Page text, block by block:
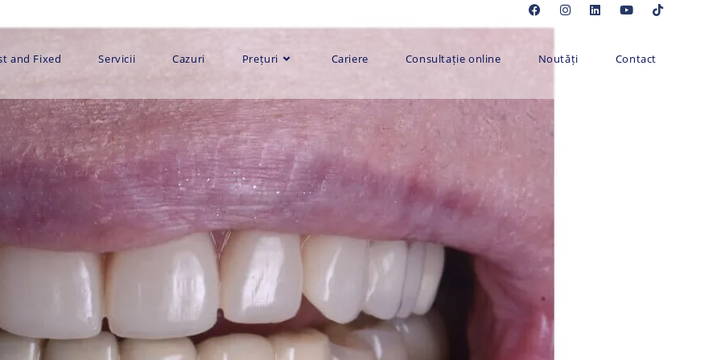
and Fixed Servicii Cazuri Prețuri Cariere Consultație online Noutăți Contact